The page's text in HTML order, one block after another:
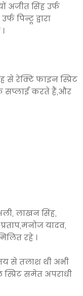
अजीत सिंह उर्फ
पिन्टू द्वारा
रेक्टि फाइन स्प्रिट
सप्लाई करते हैं,और
लाखन सिंह,
यादव,
रहे ।
से तलाश थी अभी
समेत अपराधी